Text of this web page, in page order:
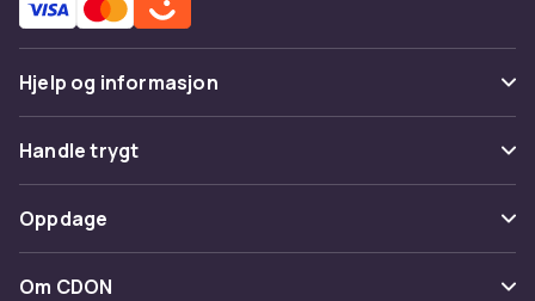
Hjelp og informasjon
Vanlige spørsmål
Spor pakke
Angre & returner her
Kontakt oss
Handle trygt
Betaling
Levering
Oppdage
Kategorier
Om CDON